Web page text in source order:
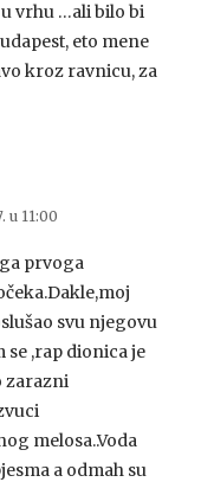
u vrhu …ali bilo bi
eto mene
kroz ravnicu, za
u 11:00
prvoga
svu njegovu
,rap dionica je
zarazni
melosa..Voda
a odmah su